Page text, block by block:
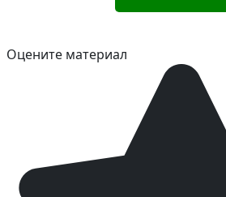
Оцените материал